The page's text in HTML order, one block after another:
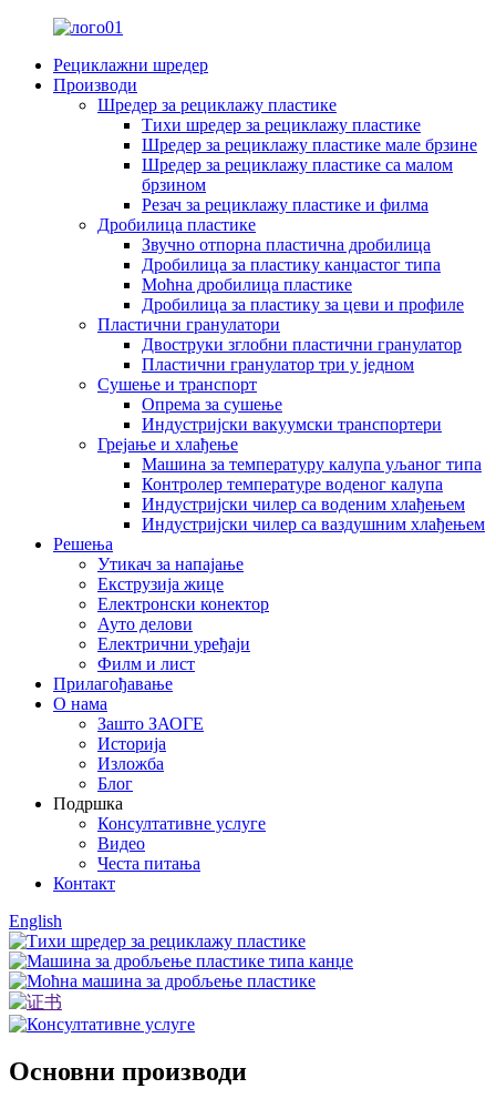
Рециклажни шредер
Производи
Шредер за рециклажу пластике
Тихи шредер за рециклажу пластике
Шредер за рециклажу пластике мале брзине
Шредер за рециклажу пластике са малом
брзином
Резач за рециклажу пластике и филма
Дробилица пластике
Звучно отпорна пластична дробилица
Дробилица за пластику канџастог типа
Моћна дробилица пластике
Дробилица за пластику за цеви и профиле
Пластични гранулатори
Двоструки зглобни пластични гранулатор
Пластични гранулатор три у једном
Сушење и транспорт
Опрема за сушење
Индустријски вакуумски транспортери
Грејање и хлађење
Машина за температуру калупа уљаног типа
Контролер температуре воденог калупа
Индустријски чилер са воденим хлађењем
Индустријски чилер са ваздушним хлађењем
Решења
Утикач за напајање
Екструзија жице
Електронски конектор
Ауто делови
Електрични уређаји
Филм и лист
Прилагођавање
О нама
Зашто ЗАОГЕ
Историја
Изложба
Блог
Подршка
Консултативне услуге
Видео
Честа питања
Контакт
English
Основни производи